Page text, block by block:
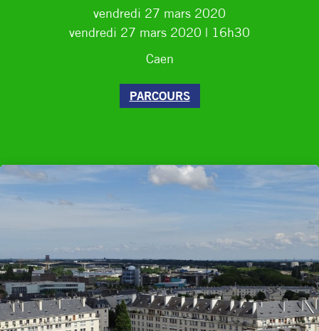
vendredi 27 mars 2020
vendredi 27 mars 2020 | 16h30
Caen
PARCOURS